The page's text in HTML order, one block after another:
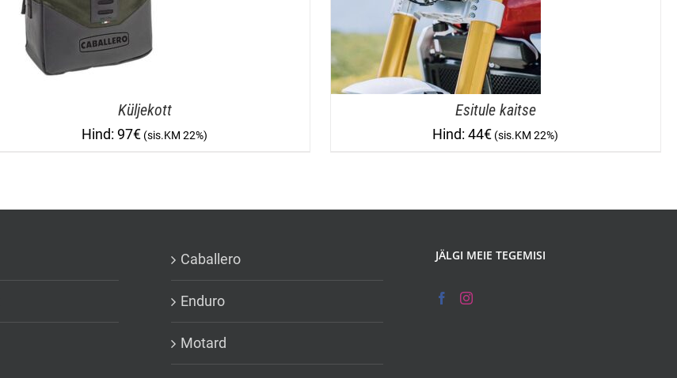
Küljekott
97€
Esitule kaitse
44€
Caballero
Enduro
Motard
JÄLGI MEIE TEGEMISI